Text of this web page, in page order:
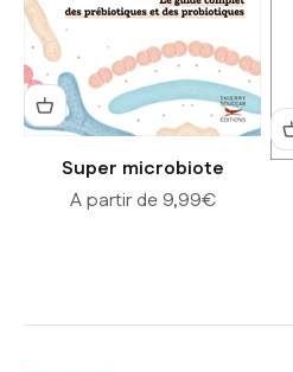
Super microbiote
Prix de vente
A partir de 9,99€